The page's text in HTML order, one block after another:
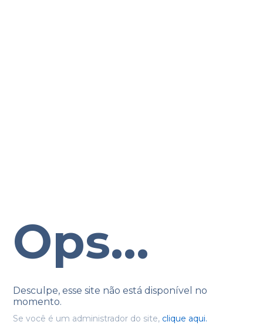
Ops...
Desculpe, esse site não está disponível no
momento.
Se você é um administrador do site, clique aqui.